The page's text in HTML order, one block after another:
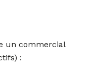
un commercial
: